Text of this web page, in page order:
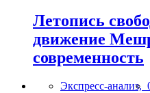
Летопись
движение
современность
Экспресс-анализ,